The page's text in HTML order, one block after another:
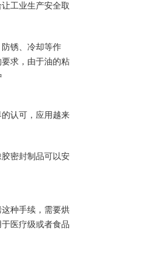
工业生产安全取
锈、冷却等作
求，由于油的粘
认可，应用越来
密封制品可以安
种手续，需要烘
医疗级或者食品